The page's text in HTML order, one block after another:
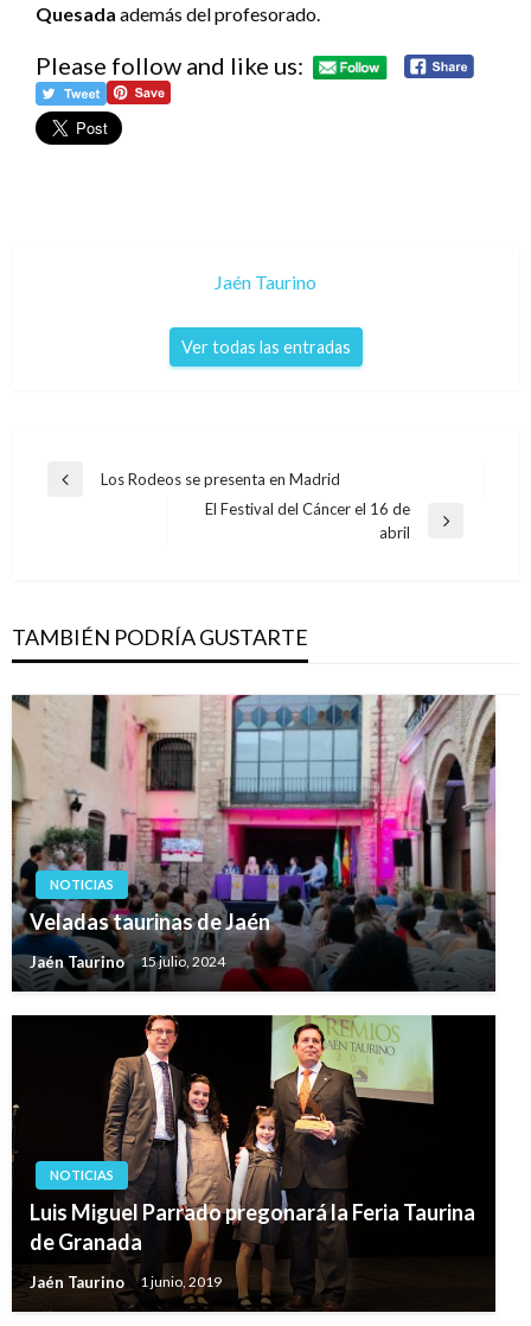
Quesada además del profesorado.
Please follow and like us:
Jaén Taurino
Ver todas las entradas
Navegación
Entrada
Los Rodeos se presenta en Madrid
El Festival del Cáncer el 16 de
abril
TAMBIÉN PODRÍA GUSTARTE
NOTICIAS
Veladas taurinas de Jaén
Jaén Taurino 15 julio, 2024
NOTICIAS
Luis Miguel Parrado pregonará la Feria Taurina
de Granada
Jaén Taurino 1 junio, 2019